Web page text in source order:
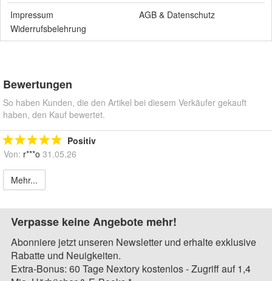
Impressum
AGB & Datenschutz
Widerrufsbelehrung
Bewertungen
So haben Kunden, die den Artikel bei diesem Verkäufer gekauft
haben, den Kauf bewertet.
Positiv
Von: r***o 31.05.26
Mehr...
Verpasse keine Angebote mehr!
Abonniere jetzt unseren Newsletter und erhalte exklusive
Rabatte und Neuigkeiten.
Extra-Bonus: 60 Tage Nextory kostenlos - Zugriff auf 1,4